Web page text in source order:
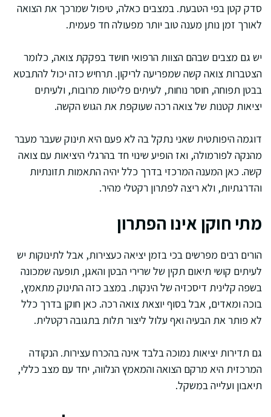
סדק קטן בפי הטבעת. במצבים כאלה, טיפול שמרכך את הצואה
לאורך זמן נותן מענה טוב יותר מפעולה חד פעמית.
יש גם מצבים שבהם הצוות הרפואי חושד בפקקת צואה, כלומר
הצטברות צואה קשה שמפריעה לריקון. תרחיש כזה יכול להתבטא
בבטן תפוחה, חוסר נוחות, לעיתים פליטות מרובות, ולעיתים
יציאות קטנות של צואה רכה שעוקפת את הגוש הקשה.
דוגמה היפותטית שאני נתקל בה לא פעם היא תינוק שעבר מעבר
מהנקה לפורמולה, ואז הופיע שינוי חד בהרגלי היציאות עם צואה
קשה. כאן המענה המרכזי בדרך כלל יהיה התאמות תזונתיות
והדרגתיות, ולא ריצה לפתרון רקטלי מהיר.
מתי חוקן אינו הפתרון
הורים רבים מפרשים בכי בזמן יציאה כעצירות, אבל לתינוקות יש
לעיתים קושי תיאום תקין של שרירי הבטן והאגן, תופעה שמכונה
בשפה קלינית דיסכזיה של הינקות. במצב כזה התינוק מתאמץ,
בוכה ומאדים, אבל בסוף יוצאת צואה רכה. כאן חוקן בדרך כלל
לא פותר את הבעיה ואף עלול ליצור תלות בתגובה רקטלית.
גם תדירות יציאות נמוכה בלבד אינה בהכרח עצירות. הנקודה
המרכזית היא מרקם הצואה והמאמץ הנלווה, יחד עם מצב כללי,
תיאבון ועלייה במשקל.